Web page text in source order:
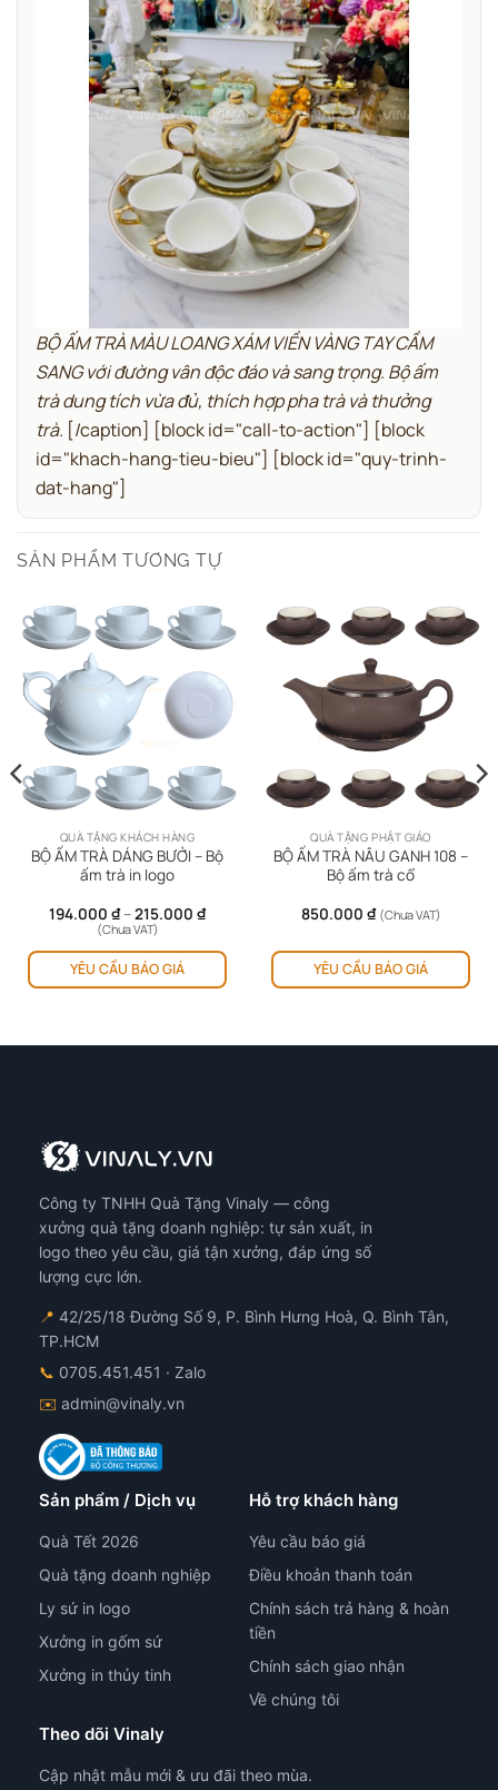
BỘ ẤM TRÀ MÀU LOANG XÁM VIỀN VÀNG TAY CẦM
SANG với đường vân độc đáo và sang trọng. Bộ ấm
trà dung tích vừa đủ, thích hợp pha trà và thưởng
trà. [/caption] [block id="call-to-action"] [block
id="khach-hang-tieu-bieu"] [block id="quy-trinh-
dat-hang"]
SẢN PHẨM TƯƠNG TỰ
QUÀ TẶNG KHÁCH HÀNG
BỘ ẤM TRÀ DÁNG BƯỞI – Bộ
ấm trà in logo
194.000 ₫ –215.000 ₫Khoảng
194.000 ₫
215.000 ₫
(Chưa VAT)
YÊU CẦU BÁO GIÁ
thể
được
chọn
sản
QUÀ TẶNG PHẬT GIÁO
BỘ ẤM TRÀ NÂU GANH 108 –
Bộ ấm trà cổ
850.000 ₫ (Chưa VAT)
YÊU CẦU BÁO GIÁ
Công ty TNHH Quà Tặng Vinaly — công
xưởng quà tặng doanh nghiệp: tự sản xuất, in
logo theo yêu cầu, giá tận xưởng, đáp ứng số
lượng cực lớn.
📍 42/25/18 Đường Số 9, P. Bình Hưng Hoà, Q. Bình Tân,
TP.HCM
📞 0705.451.451 · Zalo
✉️ admin@vinaly.vn
Sản phẩm / Dịch vụ
Quà Tết 2026
Quà tặng doanh nghiệp
Ly sứ in logo
Xưởng in gốm sứ
Xưởng in thủy tinh
Hỗ trợ khách hàng
Yêu cầu báo giá
Điều khoản thanh toán
Chính sách trả hàng & hoàn
tiền
Chính sách giao nhận
Về chúng tôi
Theo dõi Vinaly
Cập nhật mẫu mới & ưu đãi theo mùa.